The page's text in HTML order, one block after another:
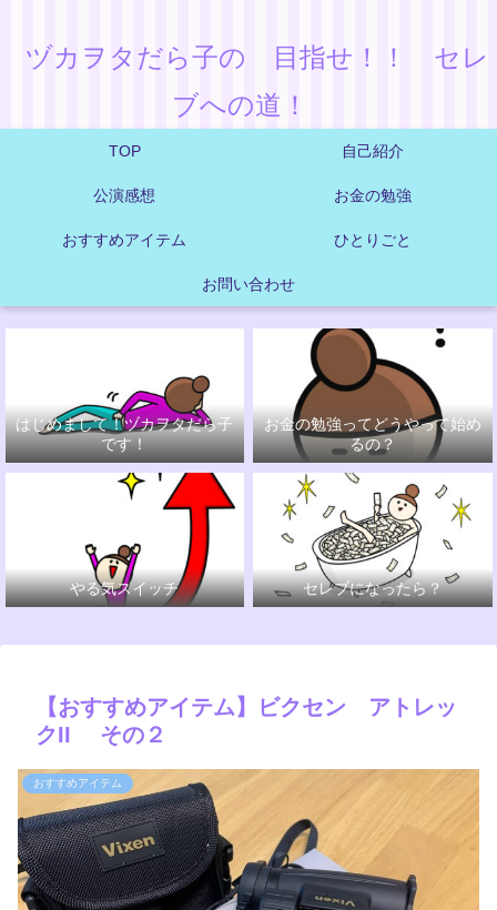
ヅカヲタだら子の 目指せ！！ セレ
ブへの道！
TOP 自己紹介
公演感想 お金の勉強
おすすめアイテム ひとりごと
お問い合わせ
はじめまして！ヅカヲタだら子
です！
お金の勉強ってどうやって始め
るの？
やる気スイッチ セレブになったら？
【おすすめアイテム】ビクセン アトレッ
クII その２
おすすめアイテム